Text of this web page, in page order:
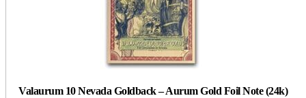
Valaurum 10 Nevada Goldback – Aurum Gold Foil Note (24k)